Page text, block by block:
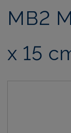
MB2
x 15